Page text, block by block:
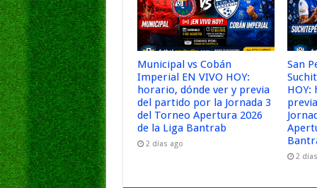
Municipal vs Cobán
Imperial EN VIVO HOY:
horario, dónde ver y previa
del partido por la Jornada 3
del Torneo Apertura 2026
de la Liga Bantrab
2 días ago
San
HOY:
2